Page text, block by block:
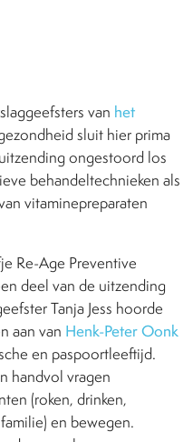
van het
sluit hier prima
ongestoord los
behandeltechnieken als
vitaminepreparaten
Re-Age Preventive
deel van de uitzending
Tanja Jess hoorde
aan van Henk-Peter Oonk
en paspoortleeftijd.
handvol vragen
(roken, drinken,
en bewegen.